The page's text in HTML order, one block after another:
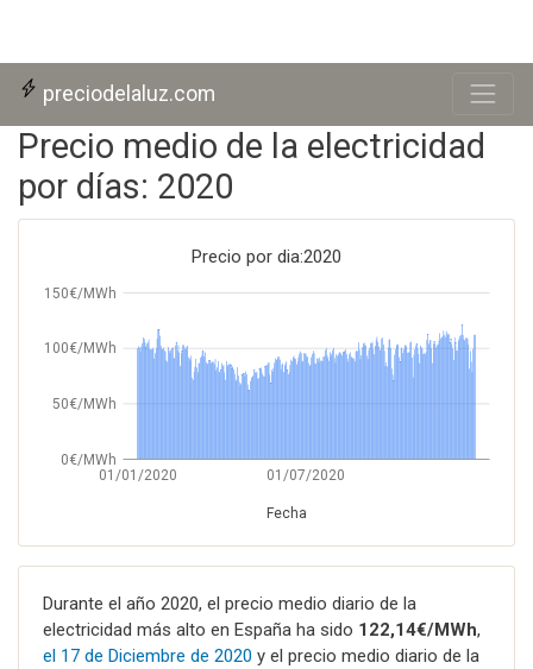
preciodelaluz.com
Precio medio de la electricidad
por días: 2020
Precio por dia:2020
01/01/2020 01/07/2020
Fecha
0€/MWh
50€/MWh
100€/MWh
150€/MWh
Durante el año 2020, el precio medio diario de la
electricidad más alto en España ha sido 122,14€/MWh,
el 17 de Diciembre de 2020 y el precio medio diario de la